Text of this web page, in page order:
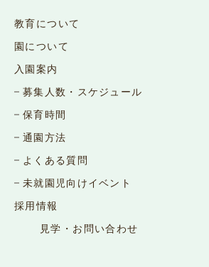
教育について
園について
入園案内
募集人数・スケジュール
保育時間
通園方法
よくある質問
未就園児向けイベント
採用情報
見学・お問い合わせ